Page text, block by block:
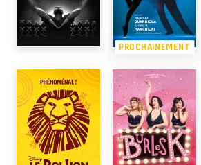
PROCHAINEMENT